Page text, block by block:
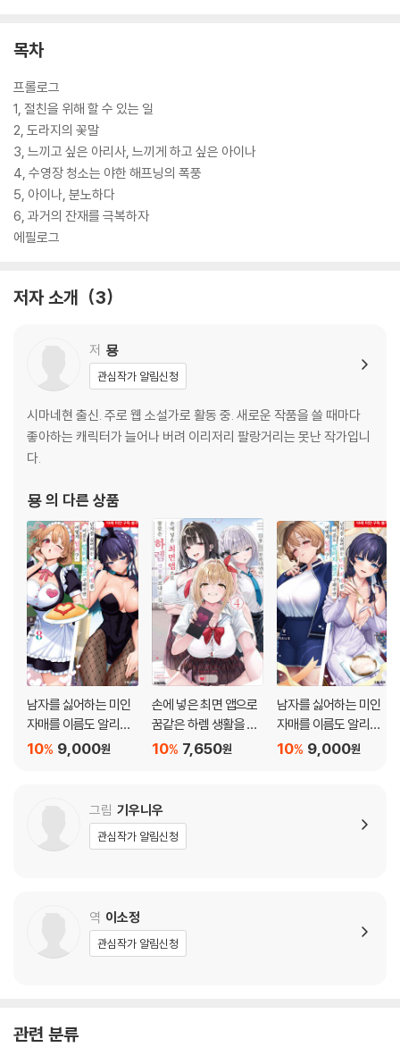
목차
프롤로그
1, 절친을 위해 할 수 있는 일
2, 도라지의 꽃말
3, 느끼고 싶은 아리사, 느끼게 하고 싶은 아이나
4, 수영장 청소는 야한 해프닝의 폭풍
5, 아이나, 분노하다
6, 과거의 잔재를 극복하자
에필로그
저자 소개 3
저 묭
관심작가 알림신청
시마네현 출신. 주로 웹 소설가로 활동 중. 새로운 작품을 쓸 때마다
좋아하는 캐릭터가 늘어나 버려 이리저리 팔랑거리는 못난 작가입니
다.
묭의 다른 상품
남자를 싫어하는 미인
자매를 이름도 알리지
않고 구해주면 어떻게
9,000원
10%
손에 넣은 최면 앱으로
꿈같은 하렘 생활을 보
내고 싶어 4
7,650원
10%
남자를 싫어하는 미인
자매를 이름도 알리지
않고 구해주면 어떻게
9,000원
10%
그림 기우니우
관심작가 알림신청
역 이소정
관심작가 알림신청
관련 분류